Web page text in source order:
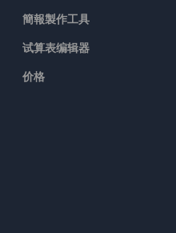
簡報製作工具
试算表编辑器
价格